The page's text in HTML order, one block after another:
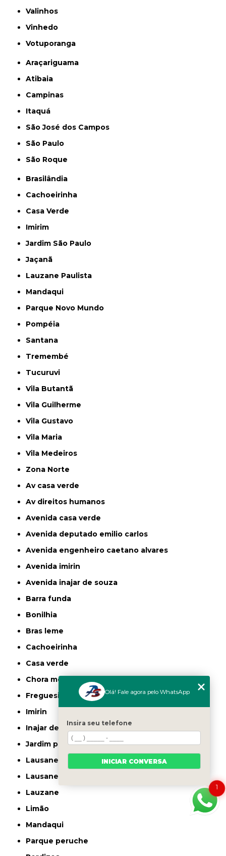
Valinhos
Vinhedo
Votuporanga
Araçariguama
Atibaia
Campinas
Itaquá
São José dos Campos
São Paulo
São Roque
Brasilândia
Cachoeirinha
Casa Verde
Imirim
Jardim São Paulo
Jaçanã
Lauzane Paulista
Mandaqui
Parque Novo Mundo
Pompéia
Santana
Tremembé
Tucuruvi
Vila Butantã
Vila Guilherme
Vila Gustavo
Vila Maria
Vila Medeiros
Zona Norte
av casa verde
av direitos humanos
avenida casa verde
avenida deputado emilio carlos
avenida engenheiro caetano alvares
avenida imirin
avenida inajar de souza
barra funda
bonilhia
bras leme
cachoeirinha
casa verde
chora menino
freguesia do ó
imirin
inajar de souza
jardim picolo
lausane
lausane paulista
lauzane
limão
mandaqui
parque peruche
1
Olá! Fale agora pelo WhatsApp
Insira seu telefone
INICIAR CONVERSA